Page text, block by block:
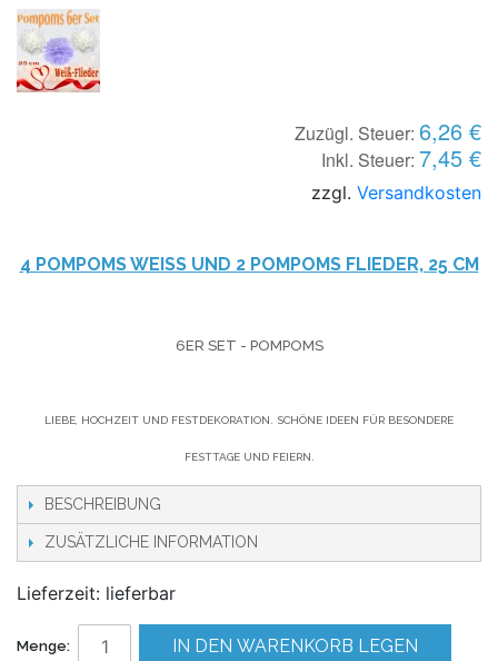
Zuzügl. Steuer: 6,26 €
Inkl. Steuer: 7,45 €
zzgl. Versandkosten
4 POMPOMS WEISS UND 2 POMPOMS FLIEDER, 25 CM
6ER SET - POMPOMS
LIEBE, HOCHZEIT UND FESTDEKORATION. SCHÖNE IDEEN FÜR BESONDERE
FESTTAGE UND FEIERN.
BESCHREIBUNG
ZUSÄTZLICHE INFORMATION
Lieferzeit: lieferbar
Menge: IN DEN WARENKORB LEGEN